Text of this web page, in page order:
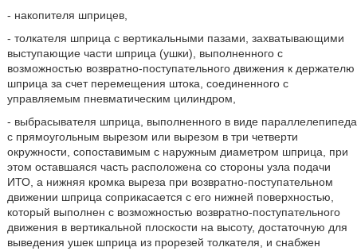
- накопителя шприцев,
- толкателя шприца с вертикальными пазами, захватывающими
выступающие части шприца (ушки), выполненного с
возможностью возвратно-поступательного движения к держателю
шприца за счет перемещения штока, соединенного с
управляемым пневматическим цилиндром,
- выбрасывателя шприца, выполненного в виде параллелепипеда
с прямоугольным вырезом или вырезом в три четверти
окружности, сопоставимым с наружным диаметром шприца, при
этом оставшаяся часть расположена со стороны узла подачи
ИТО, а нижняя кромка выреза при возвратно-поступательном
движении шприца соприкасается с его нижней поверхностью,
который выполнен с возможностью возвратно-поступательного
движения в вертикальной плоскости на высоту, достаточную для
выведения ушек шприца из прорезей толкателя, и снабжен